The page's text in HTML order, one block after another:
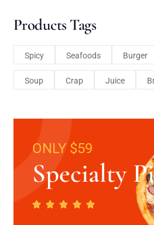
Products Tags
Spicy Seafoods Burger
Soup Crap Juice
ONLY $59
Specialty